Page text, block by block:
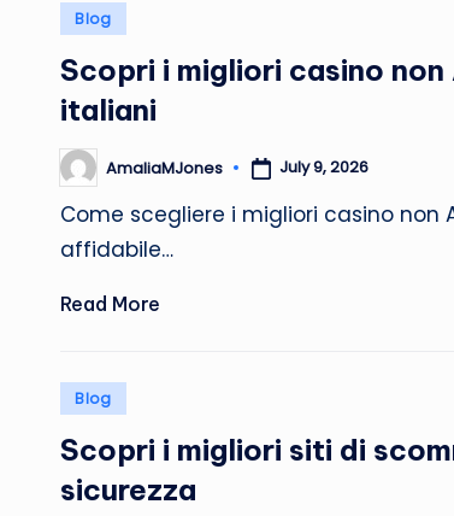
Posted
Blog
Scopri i migliori casino
italiani
Posted
by
AmaliaMJones July 9, 2026
Come scegliere i migliori casino non
affidabile…
Read More
Posted
Blog
Scopri i migliori siti di
sicurezza